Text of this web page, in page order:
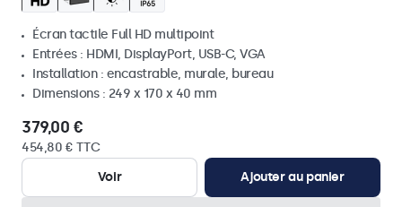
Écran tactile Full HD multipoint
Entrées : HDMI, DisplayPort, USB-C, VGA
Installation : encastrable, murale, bureau
Dimensions : 249 x 170 x 40 mm
379,00 €
454,80 € TTC
Voir
Ajouter au panier